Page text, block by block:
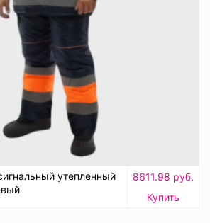
утепленный
8611.98 руб.
Купить